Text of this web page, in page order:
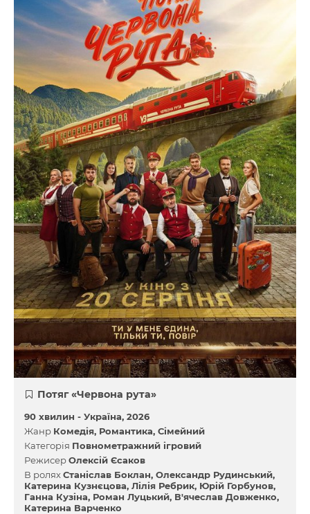
Потяг «Червона рута»
90 хвилин - Україна 2026
Жанр Комедія Романтика Сімейний
Категорія Повнометражний ігровий
РежисерОлексій Єсаков
В роляхСтаніслав Боклан Олександр Рудинський
Катерина Кузнєцова Лілія Ребрик Юрій Горбунов
Ганна Кузіна Роман Луцький В'ячеслав Довженко
Катерина Варченко